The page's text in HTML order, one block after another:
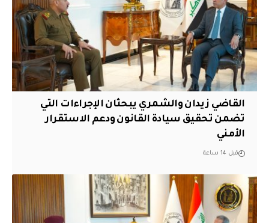
القاضي زيدان والشمري يبحثان الإجراءات التي
تضمن تحقيق سيادة القانون ودعم الاستقرار
الأمني
قبل 14 ساعة